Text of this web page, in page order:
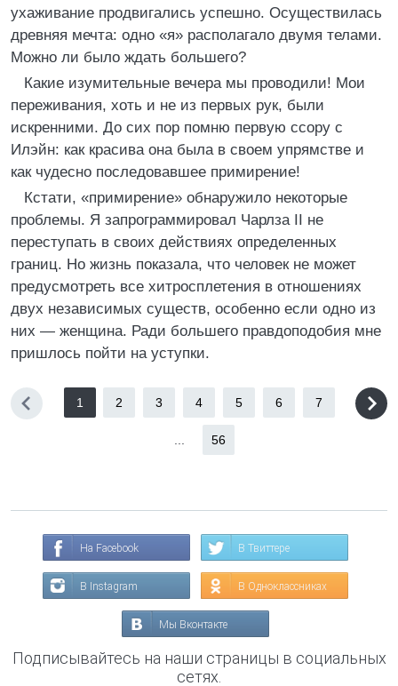
ухаживание продвигались успешно. Осуществилась
древняя мечта: одно «я» располагало двумя телами.
Можно ли было ждать большего?
Какие изумительные вечера мы проводили! Мои
переживания, хоть и не из первых рук, были
искренними. До сих пор помню первую ссору с
Илэйн: как красива она была в своем упрямстве и
как чудесно последовавшее примирение!
Кстати, «примирение» обнаружило некоторые
проблемы. Я запрограммировал Чарлза II не
переступать в своих действиях определенных
границ. Но жизнь показала, что человек не может
предусмотреть все хитросплетения в отношениях
двух независимых существ, особенно если одно из
них — женщина. Ради большего правдоподобия мне
пришлось пойти на уступки.
1 2 3 4 5 6 7
56
На Facebook В Твиттере
В Instagram В Одноклассниках
Мы Вконтакте
Подписывайтесь на наши страницы в социальных
сетях.